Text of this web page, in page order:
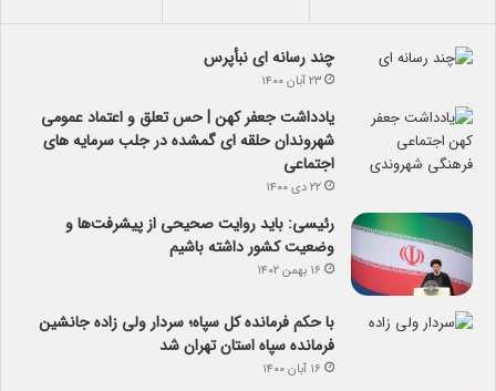
چند رسانه ای نبأپرس
۲۳ آبان ۱۴۰۰
یادداشت جعفر کهن | حس تعلق و اعتماد عمومی
شهروندان حلقه ای گمشده در جلب سرمایه های
اجتماعی
۲۲ دی ۱۴۰۰
رئیسی: باید روایت صحیحی از پیشرفت‌ها و
وضعیت کشور داشته باشیم
۱۶ بهمن ۱۴۰۲
با حکم فرمانده کل سپاه؛ سردار ولی زاده جانشین
فرمانده سپاه استان تهران شد
۱۶ آبان ۱۴۰۰